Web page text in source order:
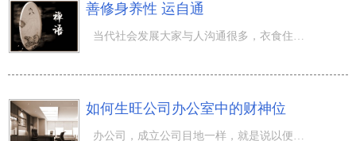
善修身养性 运自通
当代社会发展大家与人沟通很多，衣食住行、工作中社交圈愈来愈大，与路人相处的頻率也愈来愈高，因此在这种
如何生旺公司办公室中的财神位